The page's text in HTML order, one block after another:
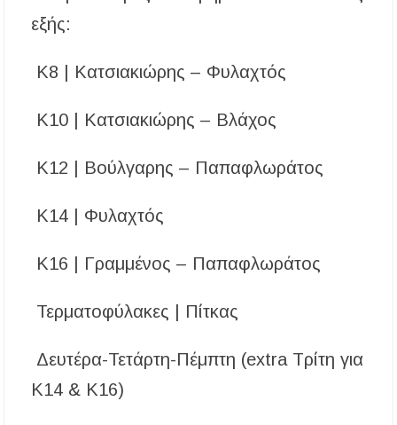
εξής:
Κ8 | Κατσιακιώρης – Φυλαχτός
Κ10 | Κατσιακιώρης – Βλάχος
Κ12 | Βούλγαρης – Παπαφλωράτος
K14 | Φυλαχτός
Κ16 | Γραμμένος – Παπαφλωράτος
Τερματοφύλακες | Πίτκας
Δευτέρα-Τετάρτη-Πέμπτη (extra Τρίτη για
Κ14 & Κ16)